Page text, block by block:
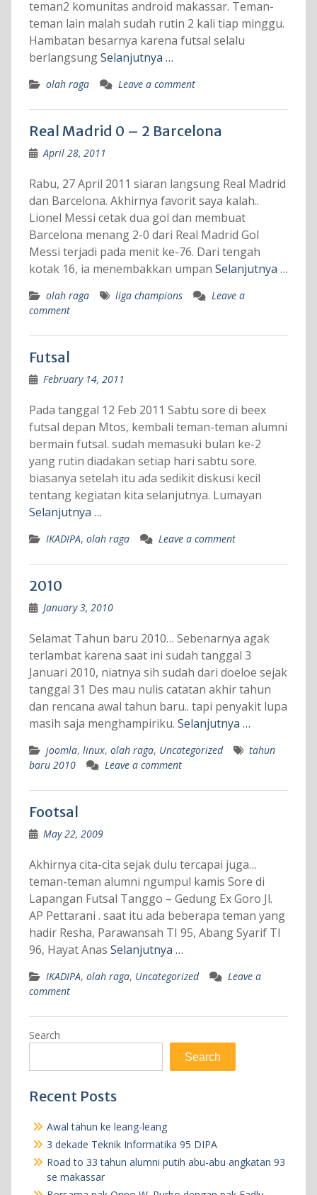
teman2 komunitas android makassar. Teman-
teman lain malah sudah rutin 2 kali tiap minggu.
Hambatan besarnya karena futsal selalu
berlangsungSelanjutnya …
olah raga Leave a comment
Real Madrid 0 – 2 Barcelona
April 28, 2011
Rabu, 27 April 2011 siaran langsung Real Madrid
dan Barcelona. Akhirnya favorit saya kalah..
Lionel Messi cetak dua gol dan membuat
Barcelona menang 2-0 dari Real Madrid Gol
Messi terjadi pada menit ke-76. Dari tengah
kotak 16, ia menembakkan umpan Selanjutnya …
olah raga liga champions
Leave a
comment
Futsal
February 14, 2011
Pada tanggal 12 Feb 2011 Sabtu sore di beex
futsal depan Mtos, kembali teman-teman alumni
bermain futsal. sudah memasuki bulan ke-2
yang rutin diadakan setiap hari sabtu sore.
biasanya setelah itu ada sedikit diskusi kecil
tentang kegiatan kita selanjutnya. Lumayan
Selanjutnya …
IKADIPA, olah raga Leave a comment
2010
January 3, 2010
Selamat Tahun baru 2010… Sebenarnya agak
terlambat karena saat ini sudah tanggal 3
Januari 2010, niatnya sih sudah dari doeloe sejak
tanggal 31 Des mau nulis catatan akhir tahun
dan rencana awal tahun baru.. tapi penyakit lupa
masih saja menghampiriku. Selanjutnya …
joomla, linux, olah raga, Uncategorized
tahun
baru 2010
Leave a comment
Footsal
May 22, 2009
Akhirnya cita-cita sejak dulu tercapai juga…
teman-teman alumni ngumpul kamis Sore di
Lapangan Futsal Tanggo – Gedung Ex Goro Jl.
AP Pettarani . saat itu ada beberapa teman yang
hadir Resha, Parawansah TI 95, Abang Syarif TI
96, Hayat Anas Selanjutnya …
IKADIPA, olah raga, Uncategorized
Leave a
comment
Search
Search
Recent Posts
Awal tahun ke leang-leang
3 dekade Teknik Informatika 95 DIPA
Road to 33 tahun alumni putih abu-abu angkatan 93
se makassar